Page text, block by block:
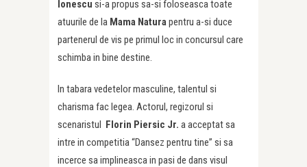
Ionescu si-a propus sa-si foloseasca toate
atuurile de la Mama Naturapentru a-si duce
partenerul de vis pe primul loc in concursul care
schimba in bine destine.
In tabara vedetelor masculine, talentul si
charisma fac legea. Actorul, regizorul si
scenaristul Florin Piersic Jr. a acceptat sa
intre in competitia “Dansez pentru tine” si sa
incerce sa implineasca in pasi de dans visul